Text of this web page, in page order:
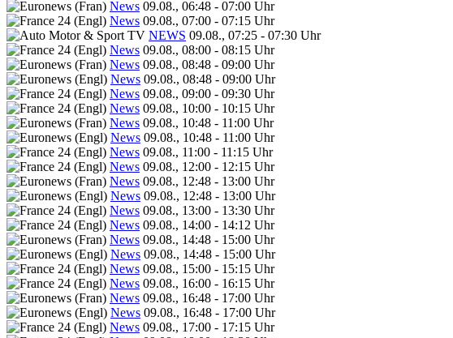
News 09.08., 06:48 - 07:00 Uhr
News 09.08., 07:00 - 07:15 Uhr
NEWS 09.08., 07:25 - 07:30 Uhr
News 09.08., 08:00 - 08:15 Uhr
News 09.08., 08:48 - 09:00 Uhr
News 09.08., 08:48 - 09:00 Uhr
News 09.08., 09:00 - 09:30 Uhr
News 09.08., 10:00 - 10:15 Uhr
News 09.08., 10:48 - 11:00 Uhr
News 09.08., 10:48 - 11:00 Uhr
News 09.08., 11:00 - 11:15 Uhr
News 09.08., 12:00 - 12:15 Uhr
News 09.08., 12:48 - 13:00 Uhr
News 09.08., 12:48 - 13:00 Uhr
News 09.08., 13:00 - 13:30 Uhr
News 09.08., 14:00 - 14:12 Uhr
News 09.08., 14:48 - 15:00 Uhr
News 09.08., 14:48 - 15:00 Uhr
News 09.08., 15:00 - 15:15 Uhr
News 09.08., 16:00 - 16:15 Uhr
News 09.08., 16:48 - 17:00 Uhr
News 09.08., 16:48 - 17:00 Uhr
News 09.08., 17:00 - 17:15 Uhr